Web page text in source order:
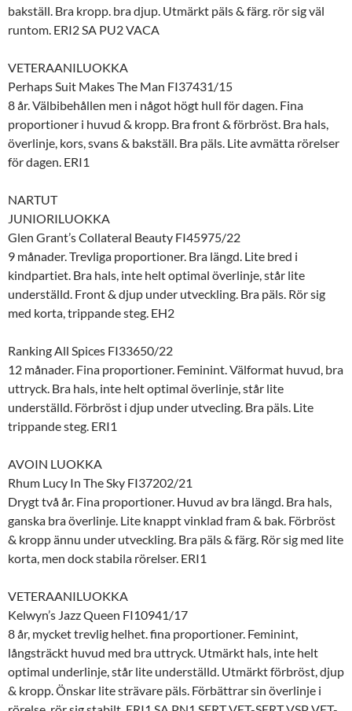
bakställ. Bra kropp. bra djup. Utmärkt päls & färg. rör sig väl
runtom. ERI2 SA PU2 VACA
VETERAANILUOKKA
Perhaps Suit Makes The Man FI37431/15
8 år. Välbibehållen men i något högt hull för dagen. Fina
proportioner i huvud & kropp. Bra front & förbröst. Bra hals,
överlinje, kors, svans & bakställ. Bra päls. Lite avmätta rörelser
för dagen. ERI1
NARTUT
JUNIORILUOKKA
Glen Grant’s Collateral Beauty FI45975/22
9 månader. Trevliga proportioner. Bra längd. Lite bred i
kindpartiet. Bra hals, inte helt optimal överlinje, står lite
underställd. Front & djup under utveckling. Bra päls. Rör sig
med korta, trippande steg. EH2
Ranking All Spices FI33650/22
12 månader. Fina proportioner. Feminint. Välformat huvud, bra
uttryck. Bra hals, inte helt optimal överlinje, står lite
underställd. Förbröst i djup under utvecling. Bra päls. Lite
trippande steg. ERI1
AVOIN LUOKKA
Rhum Lucy In The Sky FI37202/21
Drygt två år. Fina proportioner. Huvud av bra längd. Bra hals,
ganska bra överlinje. Lite knappt vinklad fram & bak. Förbröst
& kropp ännu under utveckling. Bra päls & färg. Rör sig med lite
korta, men dock stabila rörelser. ERI1
VETERAANILUOKKA
Kelwyn’s Jazz Queen FI10941/17
8 år, mycket trevlig helhet. fina proportioner. Feminint,
långsträckt huvud med bra uttryck. Utmärkt hals, inte helt
optimal underlinje, står lite underställd. Utmärkt förbröst, djup
& kropp. Önskar lite strävare päls. Förbättrar sin överlinje i